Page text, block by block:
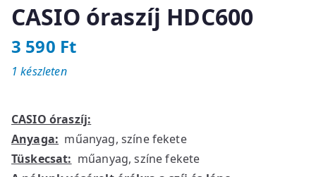
CASIO óraszíj HDC600
3 590 Ft
CASIO óraszíj:
Anyaga: műanyag, színe fekete
Tüskecsat: műanyag, színe fekete
1 készleten